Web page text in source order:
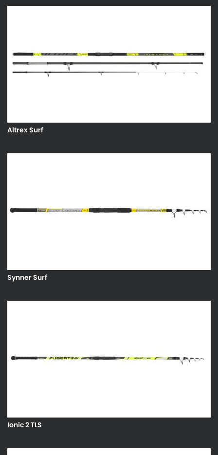
Altrex Surf
Synner Surf
Ionic 2 TLS